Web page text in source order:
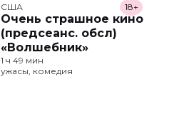
США
Очень страшное кино
(предсеанс. обсл)
«Волшебник»
18+
1 ч 49 мин
ужасы, комедия